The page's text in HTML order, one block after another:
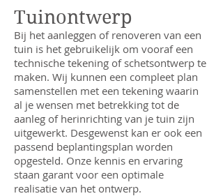
Tuinontwerp
Bij het aanleggen of renoveren van een
tuin is het gebruikelijk om vooraf een
technische tekening of schetsontwerp te
maken. Wij kunnen een compleet plan
samenstellen met een tekening waarin
al je wensen met betrekking tot de
aanleg of herinrichting van je tuin zijn
uitgewerkt. Desgewenst kan er ook een
passend beplantingsplan worden
opgesteld. Onze kennis en ervaring
staan garant voor een optimale
realisatie van het ontwerp.